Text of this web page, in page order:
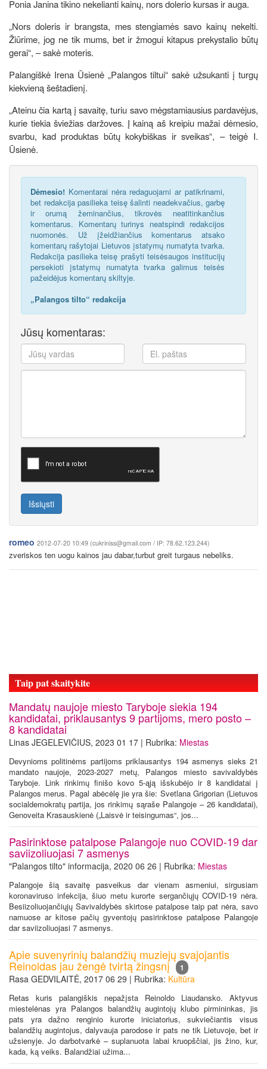
Ponia Janina tikino nekelianti kainų, nors dolerio kursas ir auga.
„Nors doleris ir brangsta, mes stengiamės savo kainų nekelti.
Žiūrime, jog ne tik mums, bet ir žmogui kitapus prekystalio būtų
gerai“, – sakė moteris.
Palangiškė Irena Ūsienė „Palangos tiltui“ sakė užsukanti į turgų
kiekvieną šeštadienį.
„Ateinu čia kartą į savaitę, turiu savo mėgstamiausius pardavėjus,
kurie tiekia šviežias daržoves. Į kainą aš kreipiu mažai dėmesio,
svarbu, kad produktas būtų kokybiškas ir sveikas“, – teigė I.
Ūsienė.
Dėmesio! Komentarai nėra redaguojami ar patikrinami,
bet redakcija pasilieka teisę šalinti neadekvačius, garbę
ir orumą žeminančius, tikrovės neatitinkančius
komentarus. Komentarų turinys neatspindi redakcijos
nuomonės. Už įžeidžiančius komentarus atsako
komentarų rašytojai Lietuvos įstatymų numatyta tvarka.
Redakcija pasilieka teisę prašyti teisėsaugos institucijų
persekioti įstatymų numatyta tvarka galimus teisės
pažeidėjus komentarų skiltyje.
„Palangos tilto“ redakcija
Jūsų komentaras:
Išsiųsti
romeo 2012-07-20 10:49 (cukriniss@gmail.com / IP: 78.62.123.244)
zveriskos ten uogu kainos jau dabar,turbut greit turgaus nebeliks.
Taip pat skaitykite
Mandatų naujoje miesto Taryboje siekia 194
kandidatai, priklausantys 9 partijoms, mero posto –
8 kandidatai
Linas JEGELEVIČIUS, 2023 01 17 | Rubrika: Miestas
Devynioms politinėms partijoms priklausantys 194 asmenys sieks 21
mandato naujoje, 2023-2027 metų, Palangos miesto savivaldybės
Taryboje. Link rinkimų finišo kovo 5-ąją išskubėjo ir 8 kandidatai į
Palangos merus. Pagal abėcėlę jie yra šie: Svetlana Grigorian (Lietuvos
socialdemokratų partija, jos rinkimų sąraše Palangoje – 26 kandidatai),
Genoveita Krasauskienė („Laisvė ir teisingumas“, jos...
Pasirinktose patalpose Palangoje nuo COVID-19 dar
saviizoliuojasi 7 asmenys
"Palangos tilto" informacija, 2020 06 26 | Rubrika: Miestas
Palangoje šią savaitę pasveikus dar vienam asmeniui, sirgusiam
koronaviruso infekcija, šiuo metu kurorte sergančiųjų COVID-19 nėra.
Besiizoliuojančiųjų Savivaldybės skirtose patalpose taip pat nėra, savo
namuose ar kitose pačių gyventojų pasirinktose patalpose Palangoje
dar saviizoliuojasi 7 asmenys.
Apie suvenyrinių balandžių muziejų svajojantis
Reinoldas jau žengė tvirtą žingsnį 1
Rasa GEDVILAITĖ, 2017 06 29 | Rubrika: Kultūra
Retas kuris palangiškis nepažįsta Reinoldo Liaudansko. Aktyvus
miestelėnas yra Palangos balandžių augintojų klubo pirmininkas, jis
pats yra dažno renginio kurorte iniciatorius, sukviečiantis visus
balandžių augintojus, dalyvauja parodose ir pats ne tik Lietuvoje, bet ir
užsienyje. Jo darbotvarkė – suplanuota labai kruopščiai, jis žino, kur,
kada, ką veiks. Balandžiai užima...